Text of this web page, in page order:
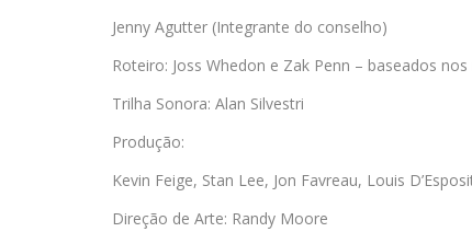
Jenny Agutter (Integrante do conselho)
Roteiro: Joss Whedon e Zak Penn – baseados
Trilha Sonora: Alan Silvestri
Produção:
Kevin Feige, Stan Lee, Jon Favreau, Louis
Direção de Arte: Randy Moore